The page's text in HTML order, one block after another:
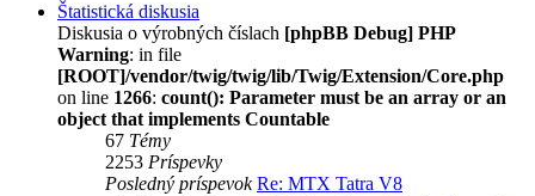
Štatistická diskusia
Diskusia o výrobných číslach [phpBB Debug] PHP
Warning: in file
[ROOT]/vendor/twig/twig/lib/Twig/Extension/Core.php
on line 1266: count(): Parameter must be an array or an
object that implements Countable
67 Témy
2253 Príspevky
Posledný príspevok Re: MTX Tatra V8